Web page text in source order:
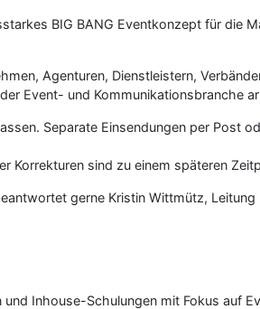
BIG BANG Eventkonzept für die
Agenturen, Dienstleistern,
Event- und Kommunikationsbranche
Separate Einsendungen per Post
Korrekturen sind zu einem späteren
gerne Kristin Wittmütz,
Inhouse-Schulungen mit Fokus auf